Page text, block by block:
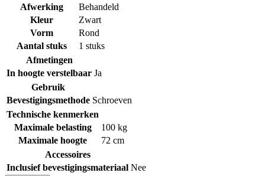
Afwerking
Behandeld
Kleur
Zwart
Vorm
Rond
Aantal stuks
1 stuks
Afmetingen
In hoogte verstelbaar Ja
Gebruik
Bevestigingsmethode Schroeven
Technische kenmerken
Maximale belasting
100 kg
Maximale hoogte
72 cm
Accessoires
Inclusief bevestigingsmateriaal Nee